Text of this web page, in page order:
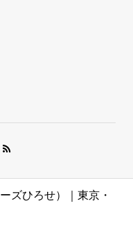
ズひろせ）｜東京・